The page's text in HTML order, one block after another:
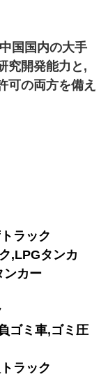
国国内の大手
究開発能力と,
可の両方を備え
ラック
,LPGタンカ
ンカー
ゴミ車,ゴミ圧
ラック